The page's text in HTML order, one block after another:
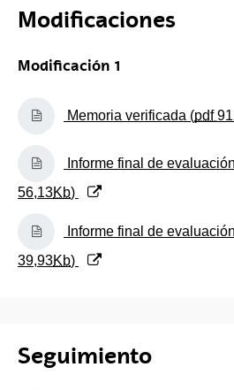
Modificaciones
Modificación 1
(Abre una nueva ventana)
Memoria verificada (pdf
(Abre una nueva ventana)
Informe final de
56,13Kb)
(Abre una nueva ventana)
Informe final de
39,93Kb)
Seguimiento